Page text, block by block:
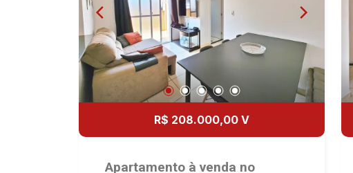
R$ 208.000,00 V
Apartamento à venda no